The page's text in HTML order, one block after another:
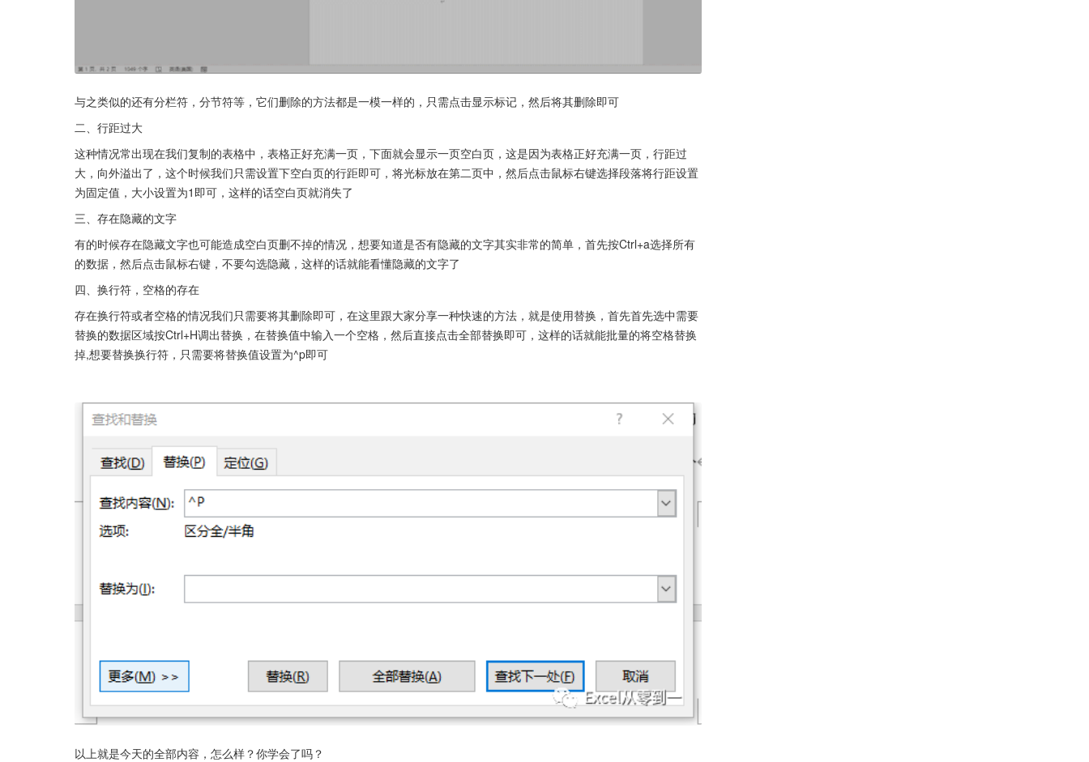
与之类似的还有分栏符，分节符等，它们删除的方法都是一模一样的，只需点击显示标记，然后将其删除即可
二、行距过大
这种情况常出现在我们复制的表格中，表格正好充满一页，下面就会显示一页空白页，这是因为表格正好充满一页，行距过
大，向外溢出了，这个时候我们只需设置下空白页的行距即可，将光标放在第二页中，然后点击鼠标右键选择段落将行距设置
为固定值，大小设置为1即可，这样的话空白页就消失了
三、存在隐藏的文字
有的时候存在隐藏文字也可能造成空白页删不掉的情况，想要知道是否有隐藏的文字其实非常的简单，首先按Ctrl+a选择所有
的数据，然后点击鼠标右键，不要勾选隐藏，这样的话就能看懂隐藏的文字了
四、换行符，空格的存在
存在换行符或者空格的情况我们只需要将其删除即可，在这里跟大家分享一种快速的方法，就是使用替换，首先首先选中需要
替换的数据区域按Ctrl+H调出替换，在替换值中输入一个空格，然后直接点击全部替换即可，这样的话就能批量的将空格替换
掉,想要替换换行符，只需要将替换值设置为^p即可
以上就是今天的全部内容，怎么样？你学会了吗？